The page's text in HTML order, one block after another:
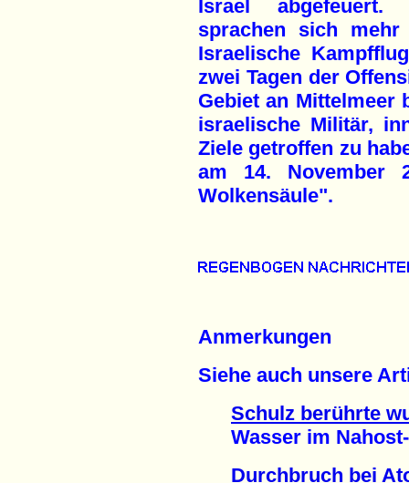
Israel abgefeuert.
sprachen sich mehr
Israelische
zwei Tagen der
Gebiet an Mittelmeer
israelische Militär,
Ziele getroffen zu
am 14. November
Wolkensäule".
Anmerkungen
Siehe auch unsere
Schulz berührte
Wasser im Nahost-
Durchbruch bei